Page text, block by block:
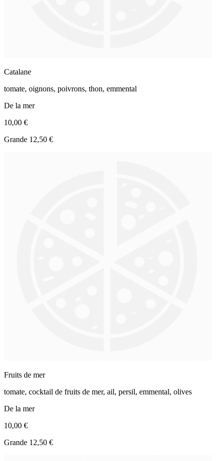
Catalane
tomate, oignons, poivrons, thon, emmental
De la mer
10,00 €
Grande 12,50 €
Fruits de mer
tomate, cocktail de fruits de mer, ail, persil, emmental, olives
De la mer
10,00 €
Grande 12,50 €